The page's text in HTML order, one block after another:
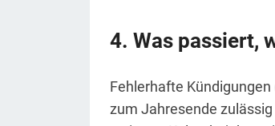
Was passiert,
Fehlerhafte Kündigungen
zum Jahresende